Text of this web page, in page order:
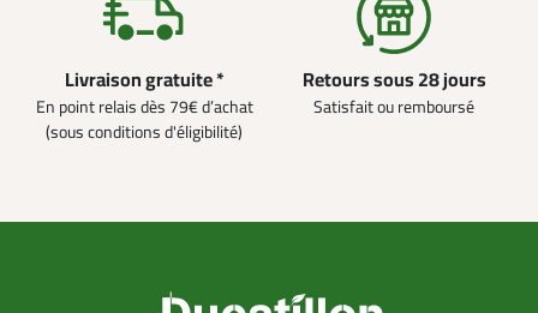
Livraison gratuite *
En point relais dès 79€ d’achat
(sous conditions d'éligibilité)
Retours sous 28 jours
Satisfait ou remboursé